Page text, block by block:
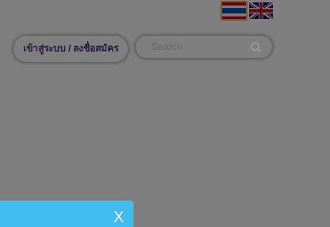
เข้าสู่ระบบ / ลงชื่อสมัคร
X